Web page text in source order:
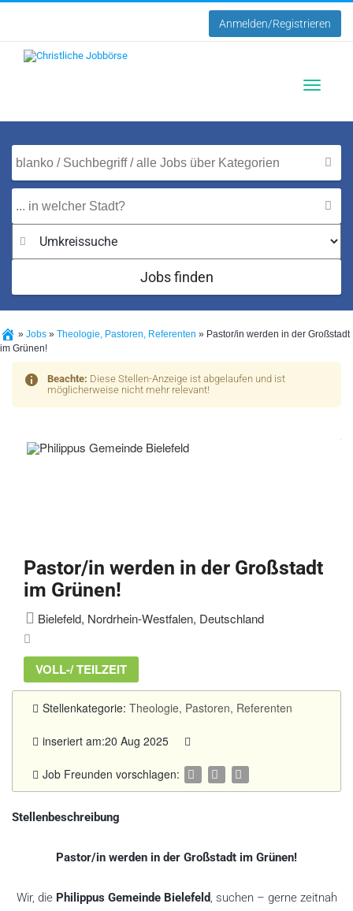
Anmelden/Registrieren
Jobs finden
» Jobs » Theologie, Pastoren, Referenten » Pastor/in werden in der Großstadt
im Grünen!
Beachte: Diese Stellen-Anzeige ist abgelaufen und ist
möglicherweise nicht mehr relevant!
Pastor/in werden in der Großstadt
im Grünen!
Bielefeld, Nordrhein-Westfalen, Deutschland
VOLL-/ TEILZEIT
Stellenkategorie: Theologie, Pastoren, Referenten
inseriert am:20 Aug 2025
Job Freunden vorschlagen:
Stellenbeschreibung
Pastor/in werden in der Großstadt im Grünen!
Wir, die Philippus Gemeinde Bielefeld, suchen – gerne zeitnah